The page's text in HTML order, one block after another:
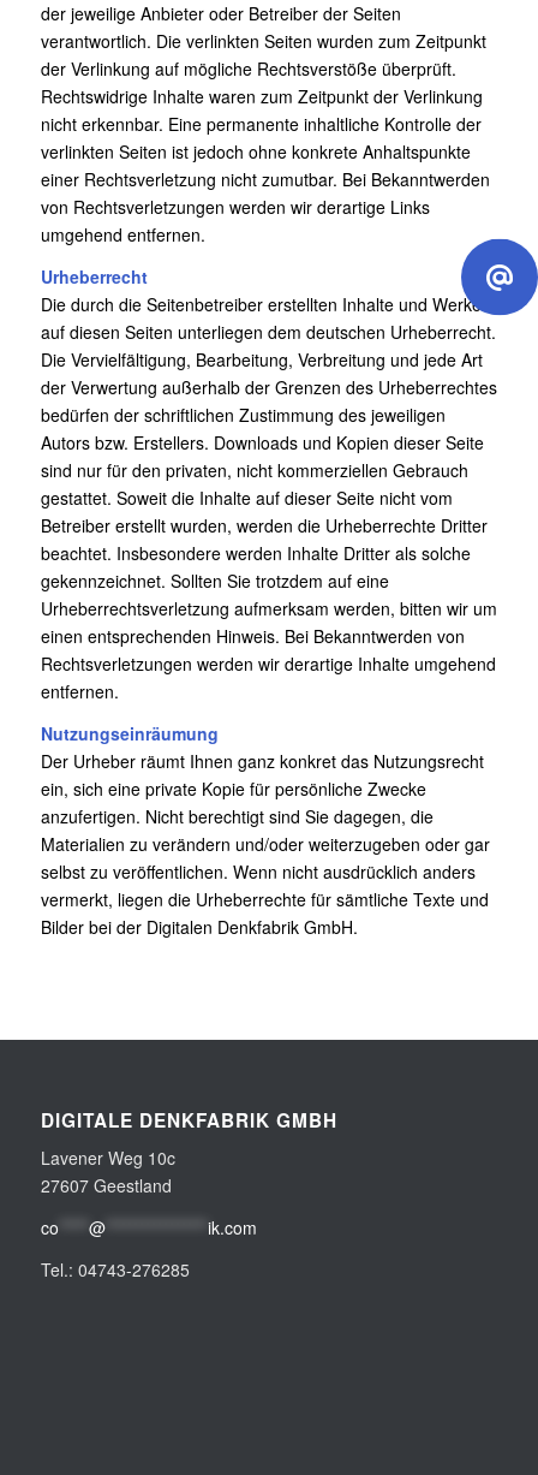
der jeweilige Anbieter oder Betreiber der Seiten
verantwortlich. Die verlinkten Seiten wurden zum Zeitpunkt
der Verlinkung auf mögliche Rechtsverstöße überprüft.
Rechtswidrige Inhalte waren zum Zeitpunkt der Verlinkung
nicht erkennbar. Eine permanente inhaltliche Kontrolle der
verlinkten Seiten ist jedoch ohne konkrete Anhaltspunkte
einer Rechtsverletzung nicht zumutbar. Bei Bekanntwerden
von Rechtsverletzungen werden wir derartige Links
umgehend entfernen.
Urheberrecht
Die durch die Seitenbetreiber erstellten Inhalte und Werke
auf diesen Seiten unterliegen dem deutschen Urheberrecht.
Die Vervielfältigung, Bearbeitung, Verbreitung und jede Art
der Verwertung außerhalb der Grenzen des Urheberrechtes
bedürfen der schriftlichen Zustimmung des jeweiligen
Autors bzw. Erstellers. Downloads und Kopien dieser Seite
sind nur für den privaten, nicht kommerziellen Gebrauch
gestattet. Soweit die Inhalte auf dieser Seite nicht vom
Betreiber erstellt wurden, werden die Urheberrechte Dritter
beachtet. Insbesondere werden Inhalte Dritter als solche
gekennzeichnet. Sollten Sie trotzdem auf eine
Urheberrechtsverletzung aufmerksam werden, bitten wir um
einen entsprechenden Hinweis. Bei Bekanntwerden von
Rechtsverletzungen werden wir derartige Inhalte umgehend
entfernen.
Nutzungseinräumung
Der Urheber räumt Ihnen ganz konkret das Nutzungsrecht
ein, sich eine private Kopie für persönliche Zwecke
anzufertigen. Nicht berechtigt sind Sie dagegen, die
Materialien zu verändern und/oder weiterzugeben oder gar
selbst zu veröffentlichen. Wenn nicht ausdrücklich anders
vermerkt, liegen die Urheberrechte für sämtliche Texte und
Bilder bei der Digitalen Denkfabrik GmbH.
DIGITALE DENKFABRIK GMBH
Lavener Weg 10c
27607 Geestland
co
@***************** ik.com
Tel.: 04743-276285